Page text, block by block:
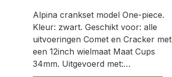
Alpina crankset model One-piece.
Kleur: zwart. Geschikt voor: alle
uitvoeringen Comet en Cracker met
een 12inch wielmaat Maat Cups
34mm. Uitgevoerd met:…